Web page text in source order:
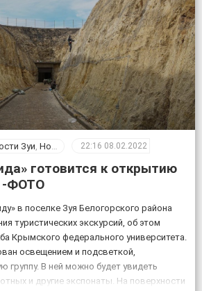
Зуи Новости Крыма ,Общество
22:16 08.02.2022
готовится к открытию
-ФОТО
в поселке Зуя Белогорского района
туристических экскурсий, об этом
Крымского федерального университета.
освещением и подсветкой,
группу. В ней можно будет увидеть
и другие экспонаты. На поверхности